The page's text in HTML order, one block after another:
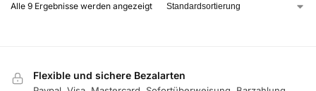
Alle 9 Ergebnisse werden angezeigt
Flexible und sichere Bezalarten